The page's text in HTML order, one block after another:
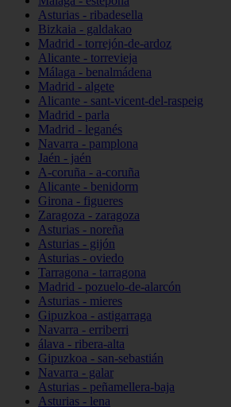
Asturias - ribadesella
Bizkaia - galdakao
Madrid - torrejón-de-ardoz
Alicante - torrevieja
Málaga - benalmádena
Madrid - algete
Alicante - sant-vicent-del-raspeig
Madrid - parla
Madrid - leganés
Navarra - pamplona
Jaén - jaén
A-coruña - a-coruña
Alicante - benidorm
Girona - figueres
Zaragoza - zaragoza
Asturias - noreña
Asturias - gijón
Asturias - oviedo
Tarragona - tarragona
Madrid - pozuelo-de-alarcón
Asturias - mieres
Gipuzkoa - astigarraga
Navarra - erriberri
álava - ribera-alta
Gipuzkoa - san-sebastián
Navarra - galar
Asturias - peñamellera-baja
Asturias - lena